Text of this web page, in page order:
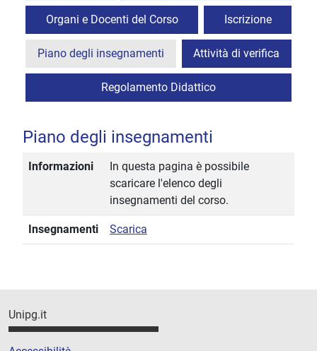
Organi e Docenti del Corso Iscrizione
Piano degli insegnamenti Attività di verifica
Regolamento Didattico
Piano degli insegnamenti
Informazioni
In questa pagina è possibile
scaricare l'elenco degli
insegnamenti del corso.
Insegnamenti Scarica
Unipg.it